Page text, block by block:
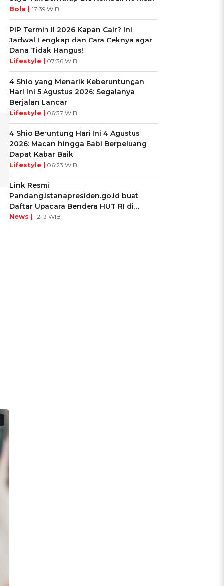
Bola | 17:39 WIB
PIP Termin II 2026 Kapan Cair? Ini
Jadwal Lengkap dan Cara Ceknya agar
Dana Tidak Hangus!
Lifestyle | 07:36 WIB
4 Shio yang Menarik Keberuntungan
Hari Ini 5 Agustus 2026: Segalanya
Berjalan Lancar
Lifestyle | 06:37 WIB
4 Shio Beruntung Hari Ini 4 Agustus
2026: Macan hingga Babi Berpeluang
Dapat Kabar Baik
Lifestyle | 06:23 WIB
Link Resmi
Pandang.istanapresiden.go.id buat
Daftar Upacara Bendera HUT RI di
Istana Negara
News | 12:13 WIB